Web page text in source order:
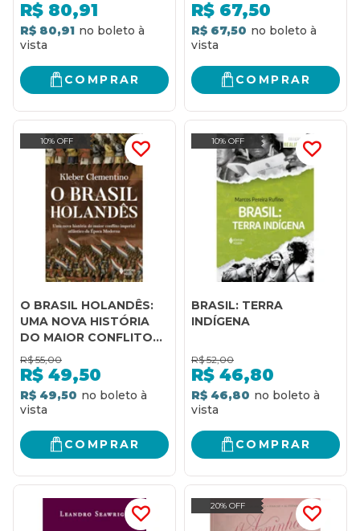
R$ 80,91
R$ 80,91
COMPRAR
R$ 67,50
R$ 67,50
COMPRAR
10% OFF
O BRASIL HOLANDÊS:
UMA NOVA HISTÓRIA
DO MAIOR CONFLITO
IMPERIAL ATLÂNTICO
DA ÉPOCA MODERNA
R$ 55,00
R$ 49,50
R$ 49,50
COMPRAR
10% OFF
BRASIL: TERRA
INDÍGENA
R$ 52,00
R$ 46,80
R$ 46,80
COMPRAR
20% OFF